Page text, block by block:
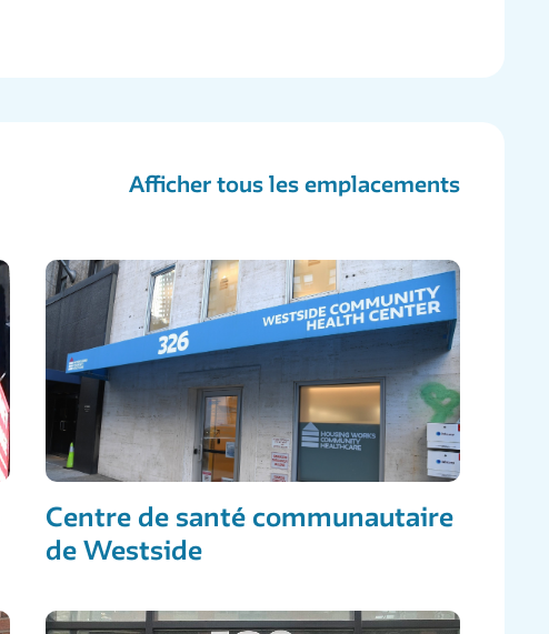
Afficher tous les emplacements
Centre de santé communautaire
de Westside